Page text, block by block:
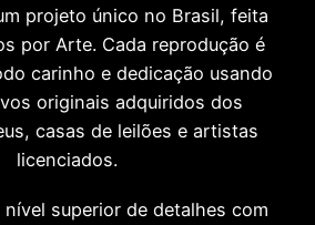
projeto único no Brasil, feita
por Arte. Cada reprodução é
carinho e dedicação usando
originais adquiridos dos
casas de leilões e artistas
licenciados.
nível superior de detalhes com